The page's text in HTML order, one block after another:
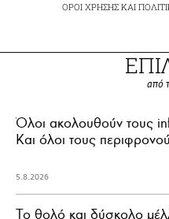
ΟΡΟΙ ΧΡΗΣΗΣΚΑΙ
από
Όλοι ακολουθούν τους
Και όλοι τους
5.8.2026
Το θολό και δύσκολο